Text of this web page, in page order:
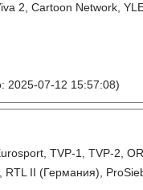
2, Cartoon Network,
2025-07-12 15:57:08)
TVP-1, TVP-2,
II (Германия),